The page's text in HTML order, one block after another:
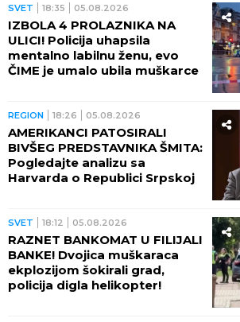
SVET 18:35 05.08.2026
IZBOLA 4 PROLAZNIKA NA
ULICI! Policija uhapsila
mentalno labilnu ženu, evo
ČIME je umalo ubila muškarce
REGION 18:26 05.08.2026
AMERIKANCI PATOSIRALI
BIVŠEG PREDSTAVNIKA ŠMITA:
Pogledajte analizu sa
Harvarda o Republici Srpskoj
SVET 18:12 05.08.2026
RAZNET BANKOMAT U FILIJALI
BANKE! Dvojica muškaraca
ekplozijom šokirali grad,
policija digla helikopter!